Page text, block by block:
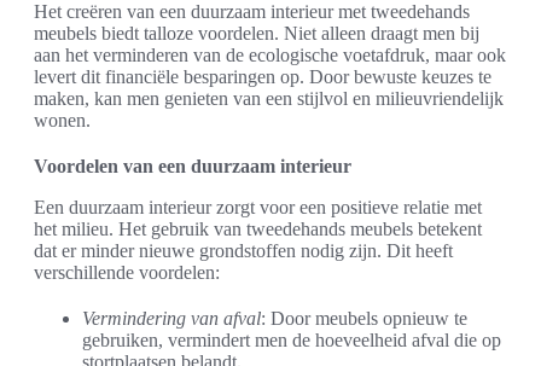
Het creëren van een duurzaam interieur met tweedehands
meubels biedt talloze voordelen. Niet alleen draagt men bij
aan het verminderen van de ecologische voetafdruk, maar ook
levert dit financiële besparingen op. Door bewuste keuzes te
maken, kan men genieten van een stijlvol en milieuvriendelijk
wonen.
Voordelen van een duurzaam interieur
Een duurzaam interieur zorgt voor een positieve relatie met
het milieu. Het gebruik van tweedehands meubels betekent
dat er minder nieuwe grondstoffen nodig zijn. Dit heeft
verschillende voordelen:
Vermindering van afval: Door meubels opnieuw te
gebruiken, vermindert men de hoeveelheid afval die op